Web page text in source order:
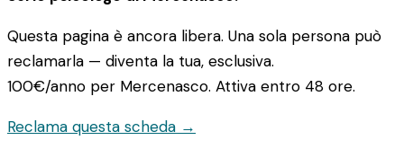
Questa pagina è ancora libera. Una sola persona può
reclamarla — diventa la tua, esclusiva.
100€/anno per Mercenasco. Attiva entro 48 ore.
Reclama questa scheda →